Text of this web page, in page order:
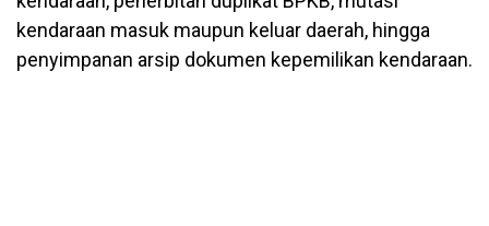
kendaraan masuk maupun keluar daerah, hingga
penyimpanan arsip dokumen kepemilikan kendaraan.